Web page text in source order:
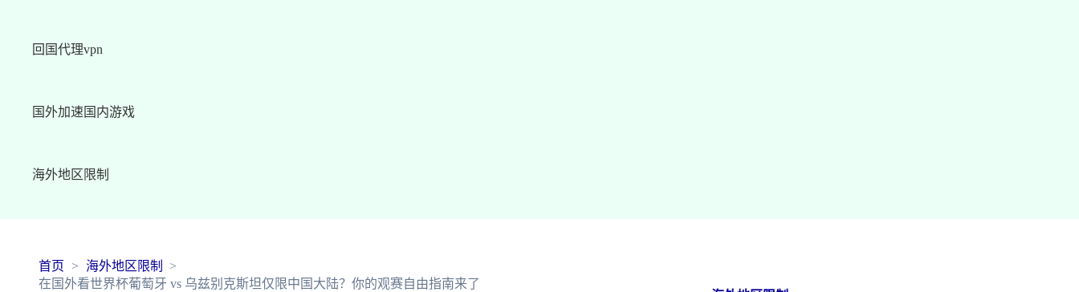
回国代理vpn
国外加速国内游戏
海外地区限制
首页
海外地区限制
在国外看世界杯葡萄牙 vs 乌兹别克斯坦仅限中国大陆？你的观赛自由指南来了